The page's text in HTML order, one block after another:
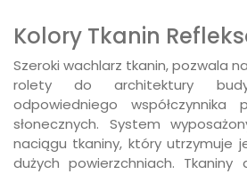
Kolory Tkanin
Szeroki wachlarz tkanin, pozwala
rolety do architektury
odpowiedniego współczynnika
słonecznych. System
naciągu tkaniny, który utrzymuje
dużych powierzchniach. Tkaniny